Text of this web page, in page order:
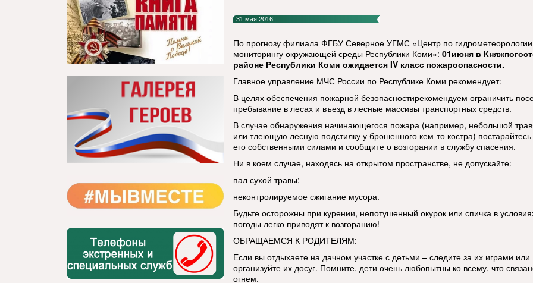
31 мая 2016
По прогнозу филиала ФГБУ Северное УГМС «Центр по
мониторингу окружающей среды Республики Коми»: 01июня в
районе Республики Коми ожидается IV класс пожароопасности.
Главное управление МЧС России по Республике Коми рекомендует:
В целях обеспечения пожарной безопасностирекомендуем ограничить
пребывание в лесах и въезд в лесные массивы транспортных средств.
В случае обнаружения начинающегося пожара (например, небольшой
или тлеющую лесную подстилку у брошенного кем-то костра) постарайтесь
его собственными силами и сообщите о возгорании в службу спасения.
Ни в коем случае, находясь на открытом пространстве, не допускайте:
пал сухой травы;
неконтролируемое сжигание мусора.
Будьте осторожны при курении, непотушенный окурок или спичка в
погоды легко приводят к возгоранию!
ОБРАЩАЕМСЯ К РОДИТЕЛЯМ:
Если вы отдыхаете на дачном участке с детьми – следите за их играми или
организуйте их досуг. Помните, дети очень любопытны ко всему, что
огнем.